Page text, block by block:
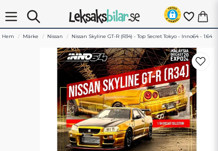
Hem Märke Nissan Nissan Skyline GT-R (R34) - Top Secret Tokyo - Inno64 - 1:64